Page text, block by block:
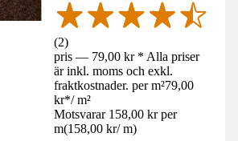
(2)
pris — 79,00 kr * Alla priser
är inkl. moms och exkl.
fraktkostnader. per m²79,00
kr*/ m²
Motsvarar 158,00 kr per
m(158,00 kr/ m)